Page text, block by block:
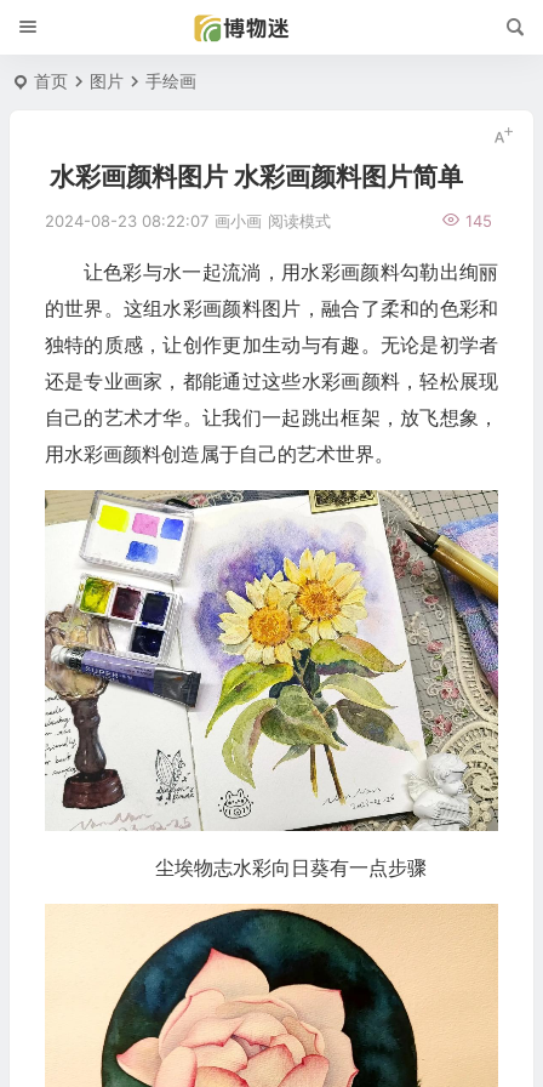
首页 图片 手绘画
水彩画颜料图片 水彩画颜料图片简单
2024-08-23 08:22:07 画小画 145
阅读模式
让色彩与水一起流淌，用水彩画颜料勾勒出绚丽
的世界。这组水彩画颜料图片，融合了柔和的色彩和
独特的质感，让创作更加生动与有趣。无论是初学者
还是专业画家，都能通过这些水彩画颜料，轻松展现
自己的艺术才华。让我们一起跳出框架，放飞想象，
用水彩画颜料创造属于自己的艺术世界。
尘埃物志水彩向日葵有一点步骤